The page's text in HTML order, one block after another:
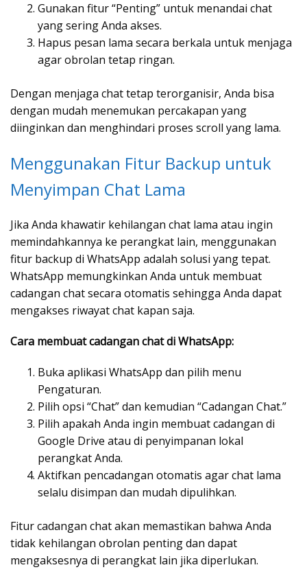
Gunakan fitur “Penting” untuk menandai chat
yang sering Anda akses.
Hapus pesan lama secara berkala untuk menjaga
agar obrolan tetap ringan.
Dengan menjaga chat tetap terorganisir, Anda bisa
dengan mudah menemukan percakapan yang
diinginkan dan menghindari proses scroll yang lama.
Menggunakan Fitur Backup untuk
Menyimpan Chat Lama
Jika Anda khawatir kehilangan chat lama atau ingin
memindahkannya ke perangkat lain, menggunakan
fitur backup di WhatsApp adalah solusi yang tepat.
WhatsApp memungkinkan Anda untuk membuat
cadangan chat secara otomatis sehingga Anda dapat
mengakses riwayat chat kapan saja.
Cara membuat cadangan chat di WhatsApp:
Buka aplikasi WhatsApp dan pilih menu
Pengaturan.
Pilih opsi “Chat” dan kemudian “Cadangan Chat.”
Pilih apakah Anda ingin membuat cadangan di
Google Drive atau di penyimpanan lokal
perangkat Anda.
Aktifkan pencadangan otomatis agar chat lama
selalu disimpan dan mudah dipulihkan.
Fitur cadangan chat akan memastikan bahwa Anda
tidak kehilangan obrolan penting dan dapat
mengaksesnya di perangkat lain jika diperlukan.